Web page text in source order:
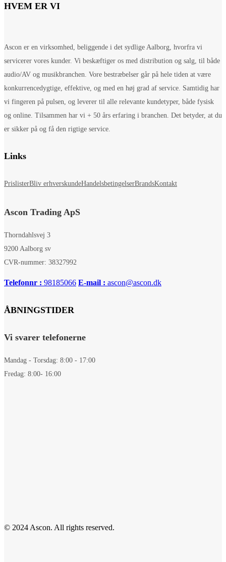
HVEM ER VI
Ascon er en virksomhed, beliggende i det sydlige Aalborg, hvorfra vi
servicerer vores kunder. Vi beskæftiger os med distribution og salg, til både
audio/AV og musikbranchen. Vore bestræbelser går på hele tiden at være
konkurrencedygtige, effektive, og med en høj grad af service. Samtidig har
vi fingeren på pulsen, og leverer til alle relevante kundetyper, både fysisk
og online. Tilsammen har vi + 50 års erfaring i branchen. Det betyder, at du
er sikker på og få den rigtige service.
Links
PrislisterBliv erhverskundeHandelsbetingelserBrandsKontakt
Ascon Trading ApS
Thorndahlsvej 3
9200 Aalborg sv
CVR-nummer: 38327992
Telefonnr : 98185066 E-mail : ascon@ascon.dk
ÅBNINGSTIDER
Vi svarer telefonerne
Mandag - Torsdag: 8:00 - 17:00
Fredag: 8:00- 16:00
© 2024 Ascon. All rights reserved.